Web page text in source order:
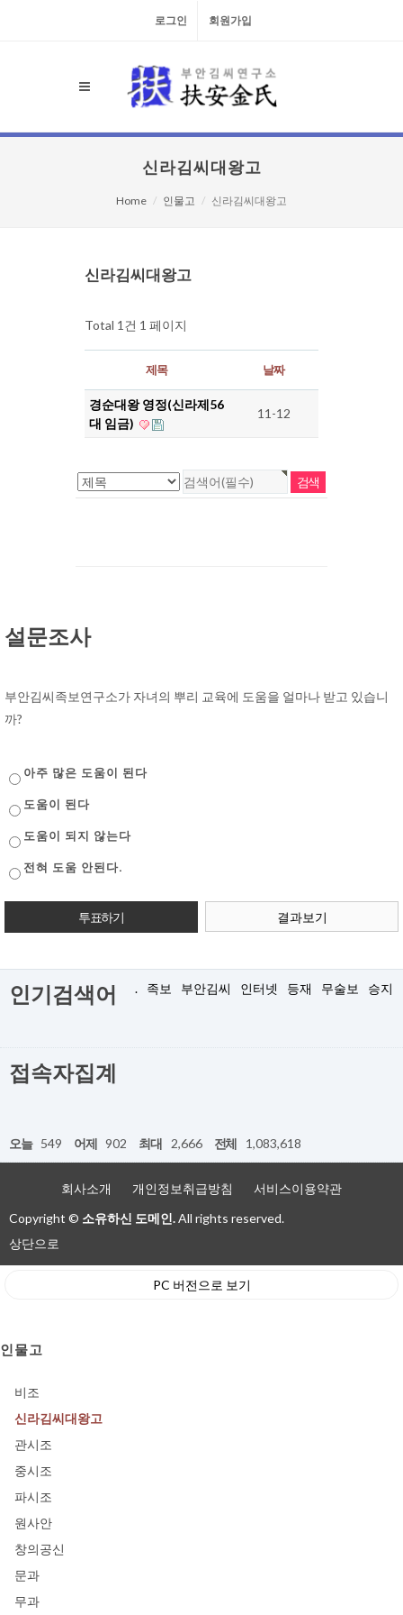
로그인 회원가입
신라김씨대왕고
Home 인물고 신라김씨대왕고
신라김씨대왕고
Total 1건 1 페이지
제목 날짜
경순대왕 영정(신라제56
대 임금)
11-12
설문조사
부안김씨족보연구소가 자녀의 뿌리 교육에 도움을 얼마나 받고 있습니
까?
아주 많은 도움이 된다
도움이 된다
도움이 되지 않는다
전혀 도움 안된다.
결과보기
인기검색어 . 족보 부안김씨 인터넷 등재 무술보 승지
접속자집계
오늘 549 어제 902 최대 2,666 전체 1,083,618
회사소개 개인정보취급방침
서비스이용약관
Copyright © 소유하신 도메인.All rights reserved.
상단으로
PC 버전으로 보기
인물고
비조
신라김씨대왕고
관시조
중시조
파시조
원사안
창의공신
문과
무과